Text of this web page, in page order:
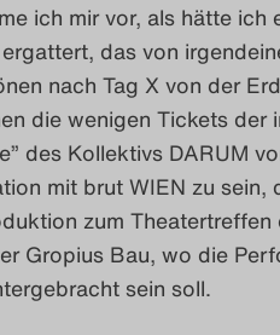
ich mir vor, als hätte ich
das von
nach Tag X von der
die wenigen Tickets der
des Kollektivs DARUM
mit brut WIEN zu
zum
Gropius Bau, wo die
sein soll.